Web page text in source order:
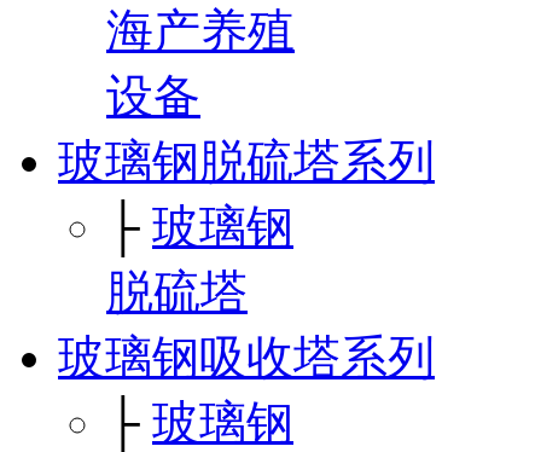
海产养殖
设备
玻璃钢脱硫塔系列
├ 玻璃钢
脱硫塔
玻璃钢吸收塔系列
├ 玻璃钢